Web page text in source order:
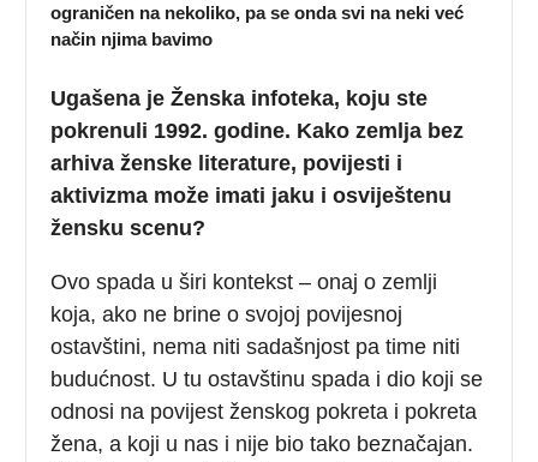
ograničen na nekoliko, pa se onda svi na neki već
način njima bavimo
Ugašena je Ženska infoteka, koju ste
pokrenuli 1992. godine. Kako zemlja bez
arhiva ženske literature, povijesti i
aktivizma može imati jaku i osviještenu
žensku scenu?
Ovo spada u širi kontekst – onaj o zemlji
koja, ako ne brine o svojoj povijesnoj
ostavštini, nema niti sadašnjost pa time niti
budućnost. U tu ostavštinu spada i dio koji se
odnosi na povijest ženskog pokreta i pokreta
žena, a koji u nas i nije bio tako beznačajan.